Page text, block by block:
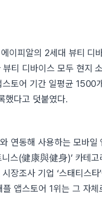
이피알의 2세대 뷰티 디
티 디바이스 모두 현지
토어 기간 일평균 1500
했다고 덧붙였다.
연동해 사용하는 모바일
스(健康與健身)’ 카테고
장조사 기업 ‘스태티스
앱스토어 1위는 그 자